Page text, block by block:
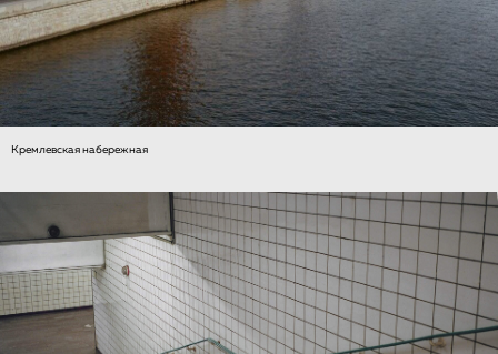
Кремлевская набережная